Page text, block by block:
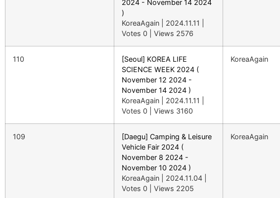
2024 - November 14 2024
)
KoreaAgain
2024.11.11
Votes 0
Views 2576
110
[Seoul] KOREA LIFE
SCIENCE WEEK 2024 (
November 12 2024 -
November 14 2024 )
KoreaAgain
2024.11.11
Votes 0
Views 3160
KoreaAgain
109
[Daegu] Camping & Leisure
Vehicle Fair 2024 (
November 8 2024 -
November 10 2024 )
KoreaAgain
2024.11.04
Votes 0
Views 2205
KoreaAgain